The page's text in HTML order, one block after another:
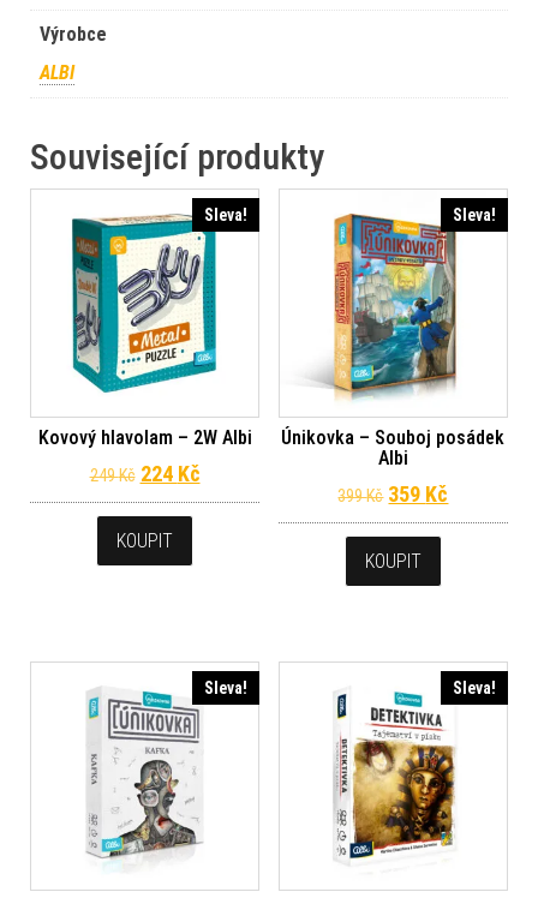
Výrobce
ALBI
Související produkty
Sleva!
Kovový hlavolam – 2W Albi
249Kč Původní cena byla: 249 Kč.
224 KčAktuální cena je: 224 Kč.
KOUPIT
Sleva!
Únikovka – Souboj posádek
Albi
399Kč Původní cena
359 Kč
KOUPIT
Sleva! Sleva!